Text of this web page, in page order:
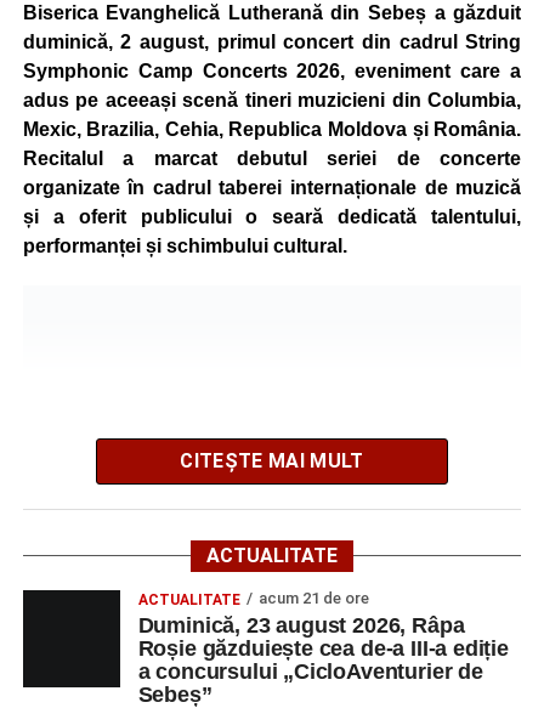
mountain bike. La finalul întrecerii, cei mai bine clasați
concurenți vor fi recompensați cu premii în bani și premii
oferite de partenerii evenimentului.
Înaintea zilei de concurs, participanții își vor putea ridica
vor putea înscrie direct la competiție în cadrul Punctului
Oficial de Înscrieri și Informații (Race Office), care va
funcționa după următorul program:
Roșie, unde vor avea loc și antrenamente libere pe
traseul de concurs.
Startul competiției va fi dat duminică, 23 august 2026, la
ora 10:00, la Râpa Roșie.
Înscrierile online sunt deschise până în 22 august 2026 și
pot fi efectuate pe site-ulwww.cicloaventura.ro.
Biserica Evanghelică Lutherană din Sebeș a găzduit
duminică, 2 august, primul concert din cadrul String
Symphonic Camp Concerts 2026, eveniment care a
adus pe aceeași scenă tineri muzicieni din Columbia,
Mexic, Brazilia, Cehia, Republica Moldova și România.
Recitalul a marcat debutul seriei de concerte
organizate în cadrul taberei internaționale de muzică
și a oferit publicului o seară dedicată talentului,
performanței și schimbului cultural.
String Symphonic Camp 2026 reunește tineri
instrumentiști din 6 țări, alături de voluntari și foști elevi ai
CITEȘTE MAI MULT
ACTUALITATE
ACTUALITATE acum 21 de ore
Duminică, 23 august 2026, Râpa
Roșie găzduiește cea de-a III-a ediție
a concursului „CicloAventurier de
Sebeș”